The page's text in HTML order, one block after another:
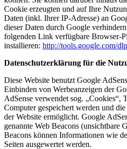
Cookie erzeugten und auf Ihre
Daten (inkl. Ihrer IP-Adresse) an
dieser Daten durch Google
folgenden Link verfügbare Browser-
installieren: http://tools.google.com/
Datenschutzerklärung für die
Diese Website benutzt Google
Einbinden von Werbeanzeigen der
AdSense verwendet sog. „Cookies“,
Computer gespeichert werden und
der Website ermöglicht. Google
genannte Web Beacons (unsichtbare
Beacons können Informationen wie
Seiten ausgewertet werden.